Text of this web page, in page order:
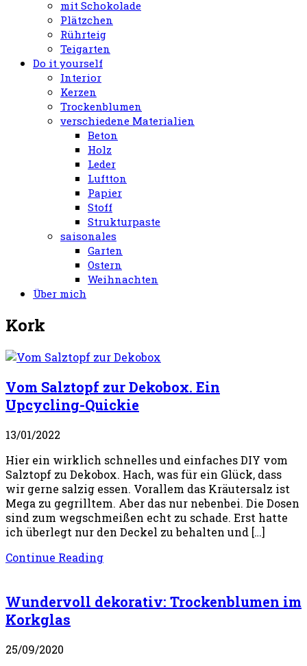
mit Schokolade
Plätzchen
Rührteig
Teigarten
Do it yourself
Interior
Kerzen
Trockenblumen
verschiedene Materialien
Beton
Holz
Leder
Luftton
Papier
Stoff
Strukturpaste
saisonales
Garten
Ostern
Weihnachten
Über mich
Kork
Vom Salztopf zur Dekobox. Ein
Upcycling-Quickie
13/01/2022
Hier ein wirklich schnelles und einfaches DIY vom
Salztopf zu Dekobox. Hach, was für ein Glück, dass
wir gerne salzig essen. Vorallem das Kräutersalz ist
Mega zu gegrilltem. Aber das nur nebenbei. Die Dosen
sind zum wegschmeißen echt zu schade. Erst hatte
ich überlegt nur den Deckel zu behalten und […]
Continue Reading
Wundervoll dekorativ: Trockenblumen im
Korkglas
25/09/2020